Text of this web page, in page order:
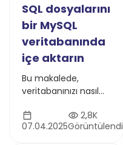
SQL dosyalarını
bir MySQL
veritabanında
içe aktarın
Bu makalede,
veritabanınızı nasıl
adım adım
anlatacağız.
07.04.2025
2,8K
Görüntülendi